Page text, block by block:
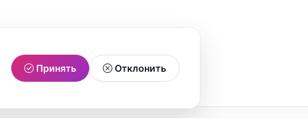
Принять Отклонить